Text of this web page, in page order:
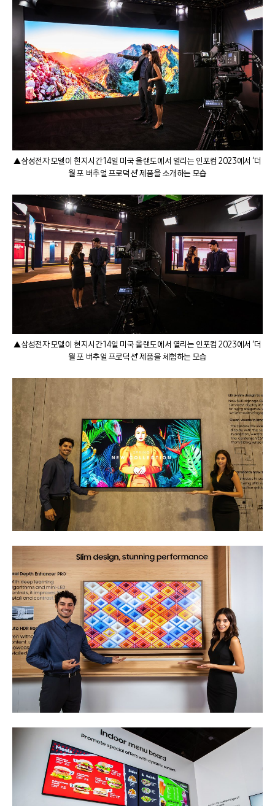
▲삼성전자 모델이 현지시간 14일 미국 올랜도에서 열리는 인포컴 2023에서 ‘더
월 포 버추얼 프로덕션’ 제품을 소개하는 모습
▲삼성전자 모델이 현지시간 14일 미국 올랜도에서 열리는 인포컴 2023에서 ‘더
월 포 버추얼 프로덕션’ 제품을 체험하는 모습